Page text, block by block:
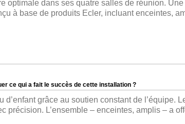
ce qui a fait le succès de cette installation ?